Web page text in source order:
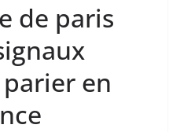
de paris
en